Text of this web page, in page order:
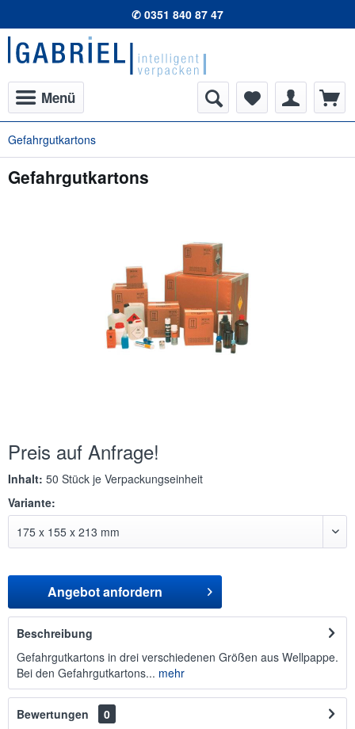
✆ 0351 840 87 47
Menü
Gefahrgutkartons
Gefahrgutkartons
Preis auf Anfrage!
Inhalt: 50 Stück je Verpackungseinheit
Variante:
Angebot anfordern
Beschreibung
Gefahrgutkartons in drei verschiedenen Größen aus Wellpappe.
Bei den Gefahrgutkartons... mehr
Bewertungen
0